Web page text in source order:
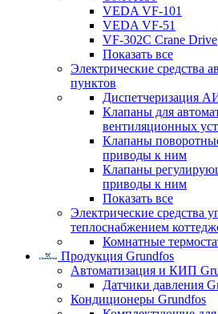
VEDA VF-101
VEDA VF-51
VF-302C Crane Drive
Показать все
Электрические средства
пунктов
Диспетчеризация
Клапаны для
вентиляционных
Клапаны
приводы к ним
Клапаны
приводы к ним
Показать все
Электрические средства
теплоснабжением
Комнатные
Продукция Grundfos
Автоматизация и КИП
Датчики давления
Кондиционеры Grundfos